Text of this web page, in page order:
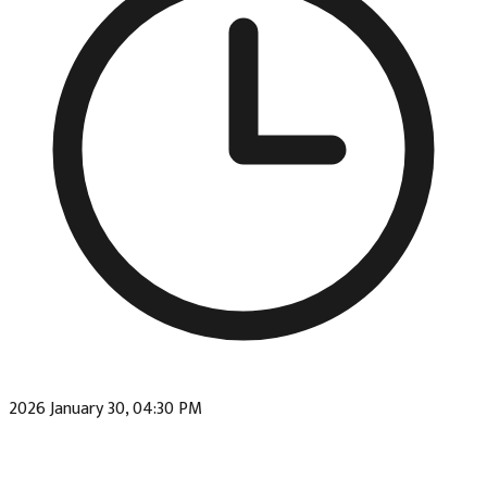
2026 January 30, 04:30 PM